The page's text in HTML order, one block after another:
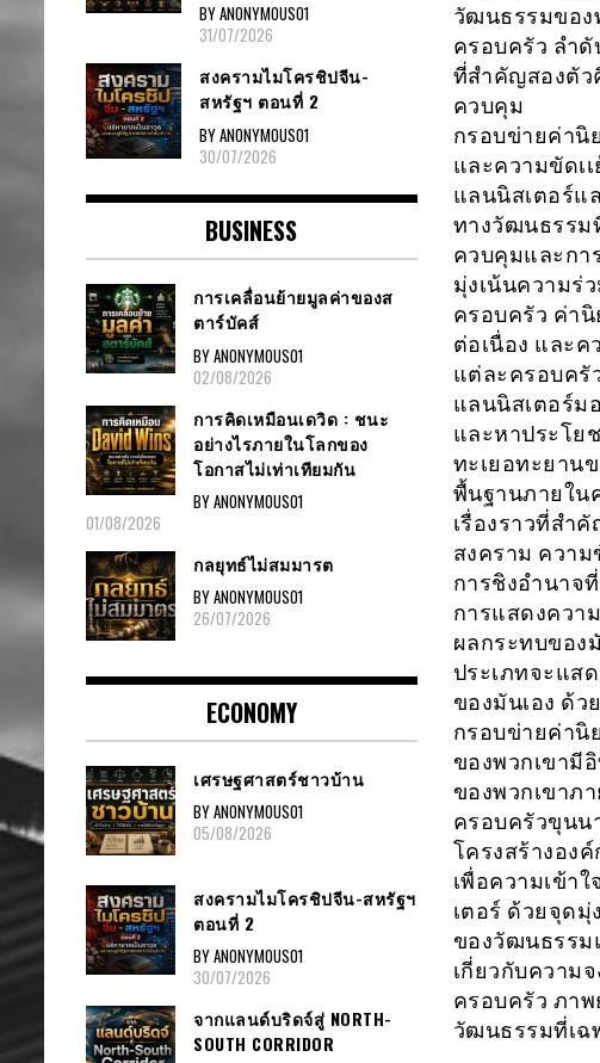
วัฒนธรรมของ
ครอบครัว ลำดั
ที่สำคัญสองตัว
ควบคุม
กรอบข่ายค่านิ
และความขัดเเ
แลนนิสเตอร์แ
ทางวัฒนธรรม
ควบคุมและกา
มุ่งเน้นความร่
ครอบครัว ค่า
ต่อเนื่อง และค
แต่ละครอบครั
แลนนิสเตอร์ม
และหาประโย
ทะเยอทะยาน
พื้นฐานภายใน
เรื่องราวที่สำ
สงคราม ควา
การชิงอำนาจ
การแสดงควา
ผลกระทบของ
ประเภทจะแส
ของมันเอง ด้ว
กรอบข่ายค่านิ
ของพวกเขามี
ของพวกเขาภ
ครอบครัวขุนน
โครงสร้างอง
เพื่อความเข้า
เตอร์ ด้วยจุด
ของวัฒนธรรม
เกี่ยวกับความ
ครอบครัว ภา
วัฒนธรรมที่เฉ
BY ANONYMOUS01
31/07/2026
สงครามไมโครชิปจีน-
สหรัฐฯ ตอนที่ 2
BY ANONYMOUS01
30/07/2026
BUSINESS
การเคลื่อนย้ายมูลค่าของส
ตาร์บัคส์
BY ANONYMOUS01
02/08/2026
การคิดเหมือนเดวิด : ชนะ
อย่างไรภายในโลกของ
โอกาสไม่เท่าเทียมกัน
BY ANONYMOUS01
01/08/2026
กลยุทธ์ไม่สมมารต
BY ANONYMOUS01
26/07/2026
ECONOMY
เศรษฐศาสตร์ชาวบ้าน
BY ANONYMOUS01
05/08/2026
สงครามไมโครชิปจีน-สหรัฐฯ
ตอนที่ 2
BY ANONYMOUS01
30/07/2026
จากแลนด์บริดจ์สู่ NORTH-
SOUTH CORRIDOR